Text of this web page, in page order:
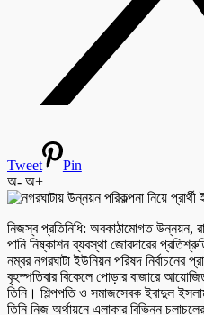
Tweet
Pin
অ- অ+
নিজস্ব প্রতিনিধি: অবকাঠামোগত উন্নয়ন,
পানি নিষ্কাশন ব্যবস্থা জোরদারের
নম্বর নগরঘাটা ইউনিয়ন পরিষদ নির্বাচনের
বৃহস্পতিবার বিকেলে পোড়ার বাজারে
তিনি। শিল্পপতি ও সমাজসেবক ইবাদুল
তিনি নিজ অর্থায়নে এলাকার বিভিন্ন